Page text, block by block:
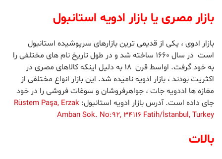
بازار مصری یا بازار ادویه استانبول
بازار ادوی ، یکی از قدیمی ترین بازارهای سرپوشیده استانبول
است در سال ۱۶۶۰ ساخته شد و در طول تاریخ نام های مختلفی را
به خود گرفت. اواسط قرن ۱۸ به دلیل اینکه کالاهای مصری در
اکثریت بودند ، بازار ادویه نامیده شد. این بازار انواع مختلفی از
مغازه ها اددویه جات ، جواهرفروشان و سوغات فروشی را در خود
جای داده است. آدرس بازار ادویه استانبول: Rüstem Paşa, Erzak
Ambarı Sok. No:92, 34116 Fatih/İstanbul, Turkey
بالات